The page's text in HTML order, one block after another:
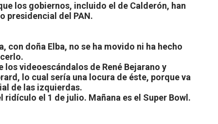
los gobiernos, incluido el de Calderón, han
presidencial del PAN.
con doña Elba, no se ha movido ni ha hecho
videoescándalos de René Bejarano y
lo cual sería una locura de éste, porque va
de las izquierdas.
el 1 de julio. Mañana es el Super Bowl.